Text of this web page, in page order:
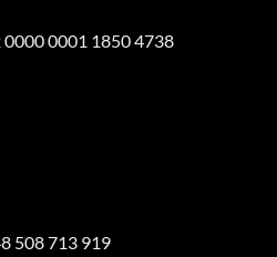
0000 0001 1850 4738
508 713 919